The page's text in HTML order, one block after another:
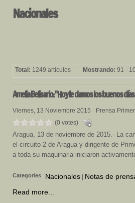
Nacionales
Total: 1249 artículos Mostrando: 91 -
AmeliaBelisario: "Hoy le damos los buenos
Viernes, 13 Noviembre 2015
Prensa
(0 votes)
Aragua, 13 de noviembre de 2015.- La
el circuito 2 de Aragua y dirigente de
a toda su maquinaria iniciaron
Categories Nacionales
Notas de
Read more...